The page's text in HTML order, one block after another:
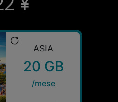
ASIA
20 GB
/mese